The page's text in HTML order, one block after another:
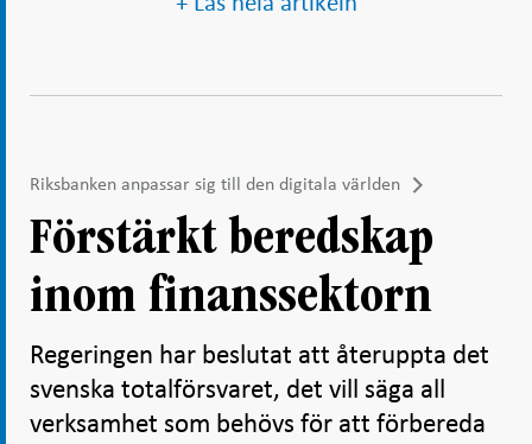
Riksbanken anpassar sig till den digitala världen
Förstärkt beredskap
inom finanssektorn
Regeringen har beslutat att återuppta det
svenska totalförsvaret, det vill säga all
verksamhet som behövs för att förbereda